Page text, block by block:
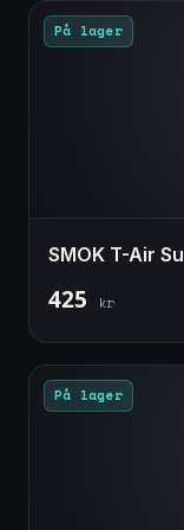
På lager
SMOK T-Air
425 kr
På lager